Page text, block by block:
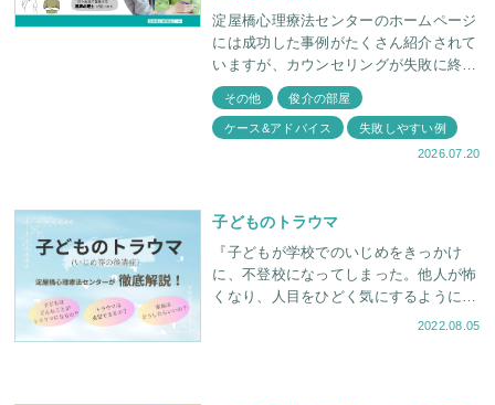
淀屋橋心理療法センターのホームページ
には成功した事例がたくさん紹介されて
いますが、カウンセリングが失敗に終わ
ってしまうケースも存在します。 今回
は、前回好評だった カウンセリングに
失敗しやすい例
その他 俊介の部屋
ケース&アドバイス
失敗しやすい例
2026.07.20
子どものトラウマ
『子どもが学校でのいじめをきっかけ
に、不登校になってしまった。他人が怖
くなり、人目をひどく気にするようにな
った。昔のことを思い出して、今でも苦
2022.08.05